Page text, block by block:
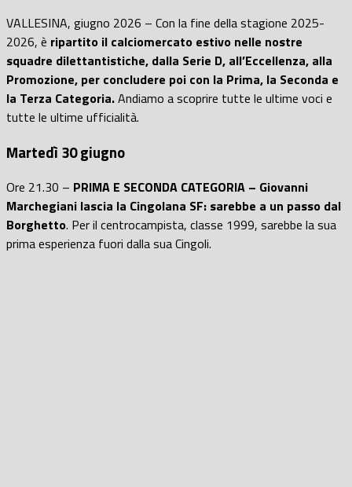
VALLESINA, giugno 2026 – Con la fine della stagione 2025-
2026, è ripartito il calciomercato estivo nelle nostre
squadre dilettantistiche, dalla Serie D, all’Eccellenza, alla
Promozione, per concludere poi con la Prima, la Seconda e
la Terza Categoria.Andiamo a scoprire tutte le ultime voci e
tutte le ultime ufficialità.
Martedì 30 giugno
Ore 21.30 – PRIMA E SECONDA CATEGORIA – Giovanni
Marchegiani lascia la Cingolana SF: sarebbe a un passo dal
Borghetto. Per il centrocampista, classe 1999, sarebbe la sua
prima esperienza fuori dalla sua Cingoli.